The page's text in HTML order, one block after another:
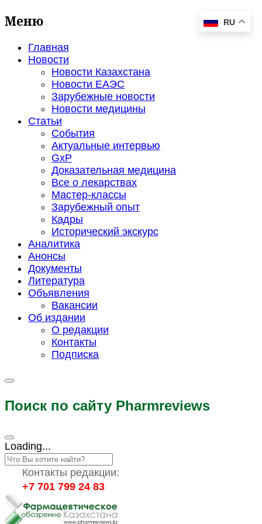
Меню
Главная
Новости
Новости Казахстана
Новости ЕАЭС
Зарубежные новости
Новости медицины
Статьи
События
Актуальные интервью
GxP
Доказательная медицина
Все о лекарствах
Мастер-классы
Зарубежный опыт
Кадры
Исторический экскурс
Аналитика
Анонсы
Документы
Литература
Объявления
Вакансии
Об издании
О редакции
Контакты
Подписка
Поиск по сайту Pharmreviews
Loading...
Контакты редакции:
+7 701 799 24 83
RU